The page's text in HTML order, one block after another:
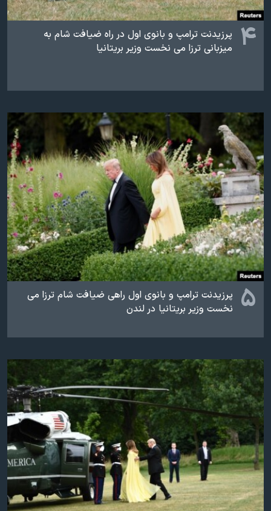
۴
پرزیدنت ترامپ و بانوی اول در راه ضیافت شام به
میزبانی ترزا می نخست وزیر بریتانیا
۵
پرزیدنت ترامپ و بانوی اول راهی ضیافت شام ترزا می
نخست وزیر بریتانیا در لندن